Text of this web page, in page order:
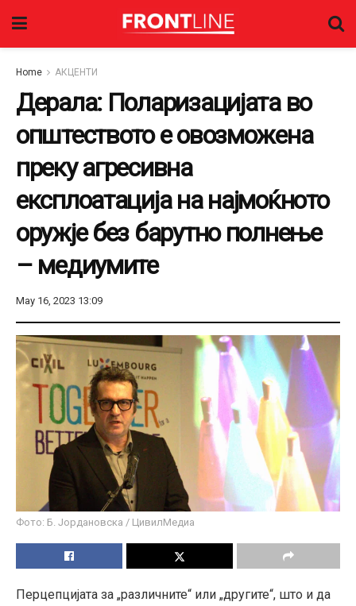
Home АКЦЕНТИ
Дерала: Поларизацијата во
општеството е овозможена
преку агресивна
експлоатација на најмоќното
оружје без барутно полнење
– медиумите
May 16, 2023 13:09
Фото: Б. Јордановска / ЦивилМедиа
Перцепцијата за „различните“ или „другите“, што и да